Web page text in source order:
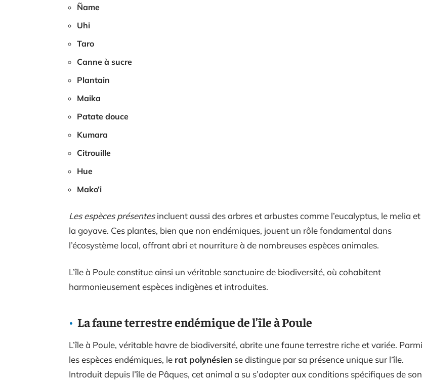
Ñame
Uhi
Taro
Canne à sucre
Plantain
Maika
Patate douce
Kumara
Citrouille
Hue
Mako’i
Les espèces présentesincluent aussi des arbres et arbustes comme l’eucalyptus, le melia et
la goyave. Ces plantes, bien que non endémiques, jouent un rôle fondamental dans
l’écosystème local, offrant abri et nourriture à de nombreuses espèces animales.
L’île à Poule constitue ainsi un véritable sanctuaire de biodiversité, où cohabitent
harmonieusement espèces indigènes et introduites.
La faune terrestre endémique de l’île à Poule
L’île à Poule, véritable havre de biodiversité, abrite une faune terrestre riche et variée. Parmi
les espèces endémiques, le rat polynésien se distingue par sa présence unique sur l’île.
Introduit depuis l’île de Pâques, cet animal a su s’adapter aux conditions spécifiques de son